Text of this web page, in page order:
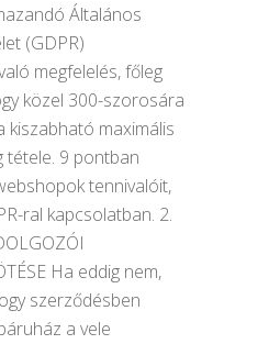
Általános
(GDPR)
megfelelés, főleg
közel 300-szorosára
kiszabható maximális
tétele. 9 pontban
tennivalóit,
ral kapcsolatban. 2.
Ha eddig nem,
szerződésben
a vele